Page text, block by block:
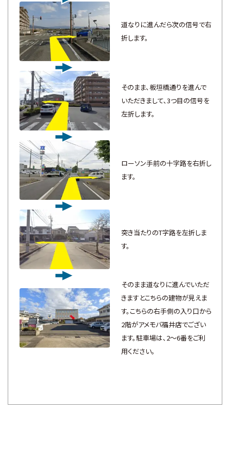
道なりに進んだら次の信号で右
折します。
そのまま、板垣橋通りを進んで
いただきまして、3つ目の信号を
左折します。
ローソン手前の十字路を右折し
ます。
突き当たりのT字路を左折しま
す。
そのまま道なりに進んでいただ
きますとこちらの建物が見えま
す。こちらの右手側の入り口から
2階がアメモバ福井店でござい
ます。駐車場は、2〜6番をご利
用ください。